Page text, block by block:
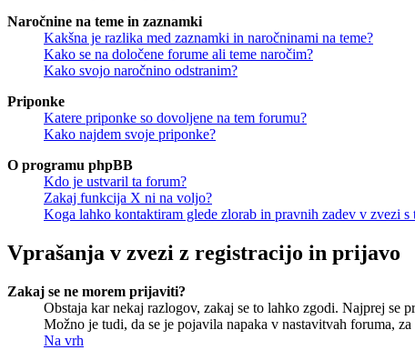
Naročnine na teme in zaznamki
Kakšna je razlika med zaznamki in naročninami na teme?
Kako se na določene forume ali teme naročim?
Kako svojo naročnino odstranim?
Priponke
Katere priponke so dovoljene na tem forumu?
Kako najdem svoje priponke?
O programu phpBB
Kdo je ustvaril ta forum?
Zakaj funkcija X ni na voljo?
Koga lahko kontaktiram glede zlorab in pravnih zadev v zvezi s
Vprašanja v zvezi z registracijo in prijavo
Zakaj se ne morem prijaviti?
Obstaja kar nekaj razlogov, zakaj se to lahko zgodi. Najprej se
Možno je tudi, da se je pojavila napaka v nastavitvah foruma,
Na vrh